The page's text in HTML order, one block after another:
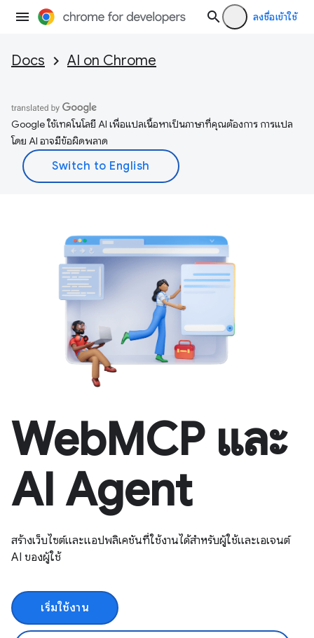
ลงชื่อเข้าใช้
Docs AI on Chrome
Google ใช้เทคโนโลยี AI เพื่อแปลเนื้อหาเป็นภาษาที่คุณต้องการ การแปล
โดย AI อาจมีข้อผิดพลาด
WebMCP และ
AI Agent
สร้างเว็บไซต์และแอปพลิเคชันที่ใช้งานได้สำหรับผู้ใช้และเอเจนต์
AI ของผู้ใช้
เริ่มใช้งาน